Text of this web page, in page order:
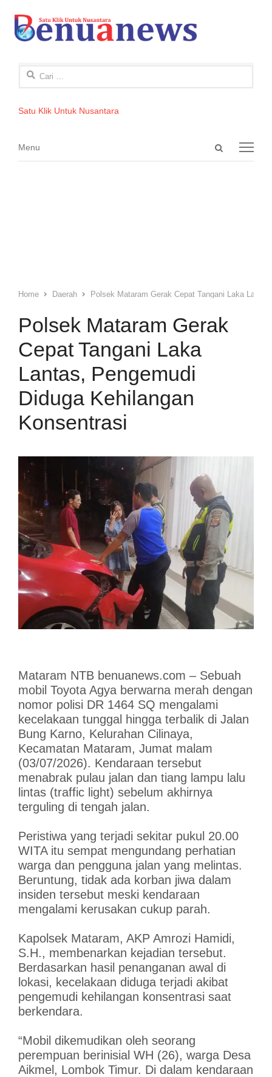
Cari
Satu Klik Untuk Nusantara
Open
Menu
Menu
Home Daerah Polsek Mataram Gerak Cepat Tangani Laka
Polsek Mataram Gerak
Cepat Tangani Laka
Lantas, Pengemudi
Diduga Kehilangan
Konsentrasi
Mataram NTB benuanews.com – Sebuah
mobil Toyota Agya berwarna merah dengan
nomor polisi DR 1464 SQ mengalami
kecelakaan tunggal hingga terbalik di Jalan
Bung Karno, Kelurahan Cilinaya,
Kecamatan Mataram, Jumat malam
(03/07/2026). Kendaraan tersebut
menabrak pulau jalan dan tiang lampu lalu
lintas (traffic light) sebelum akhirnya
terguling di tengah jalan.
Peristiwa yang terjadi sekitar pukul 20.00
WITA itu sempat mengundang perhatian
warga dan pengguna jalan yang melintas.
Beruntung, tidak ada korban jiwa dalam
insiden tersebut meski kendaraan
mengalami kerusakan cukup parah.
Kapolsek Mataram, AKP Amrozi Hamidi,
S.H., membenarkan kejadian tersebut.
Berdasarkan hasil penanganan awal di
lokasi, kecelakaan diduga terjadi akibat
pengemudi kehilangan konsentrasi saat
berkendara.
“Mobil dikemudikan oleh seorang
perempuan berinisial WH (26), warga Desa
Aikmel, Lombok Timur. Di dalam kendaraan